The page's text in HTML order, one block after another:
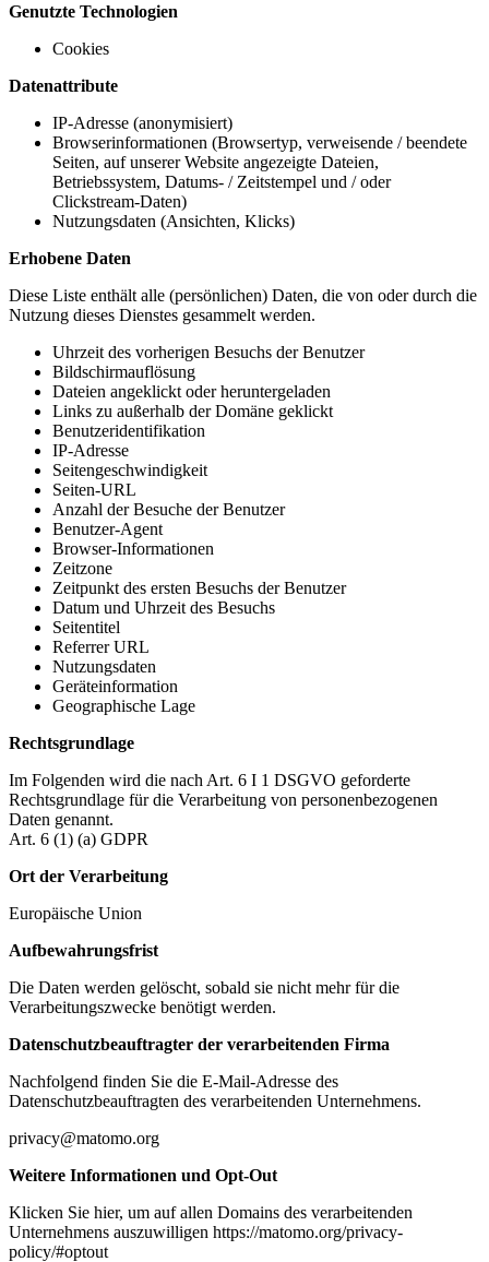
Genutzte Technologien
Cookies
Datenattribute
IP-Adresse (anonymisiert)
Browserinformationen (Browsertyp, verweisende / beendete
Seiten, auf unserer Website angezeigte Dateien,
Betriebssystem, Datums- / Zeitstempel und / oder
Clickstream-Daten)
Nutzungsdaten (Ansichten, Klicks)
Erhobene Daten
Diese Liste enthält alle (persönlichen) Daten, die von oder durch die
Nutzung dieses Dienstes gesammelt werden.
Uhrzeit des vorherigen Besuchs der Benutzer
Bildschirmauflösung
Dateien angeklickt oder heruntergeladen
Links zu außerhalb der Domäne geklickt
Benutzeridentifikation
IP-Adresse
Seitengeschwindigkeit
Seiten-URL
Anzahl der Besuche der Benutzer
Benutzer-Agent
Browser-Informationen
Zeitzone
Zeitpunkt des ersten Besuchs der Benutzer
Datum und Uhrzeit des Besuchs
Seitentitel
Referrer URL
Nutzungsdaten
Geräteinformation
Geographische Lage
Rechtsgrundlage
Im Folgenden wird die nach Art. 6 I 1 DSGVO geforderte
Rechtsgrundlage für die Verarbeitung von personenbezogenen
Daten genannt.
Art. 6 (1) (a) GDPR
Ort der Verarbeitung
Europäische Union
Aufbewahrungsfrist
Die Daten werden gelöscht, sobald sie nicht mehr für die
Verarbeitungszwecke benötigt werden.
Datenschutzbeauftragter der verarbeitenden Firma
Nachfolgend finden Sie die E-Mail-Adresse des
Datenschutzbeauftragten des verarbeitenden Unternehmens.
privacy@matomo.org
Weitere Informationen und Opt-Out
Klicken Sie hier, um auf allen Domains des verarbeitenden
Unternehmens auszuwilligen https://matomo.org/privacy-
policy/#optout